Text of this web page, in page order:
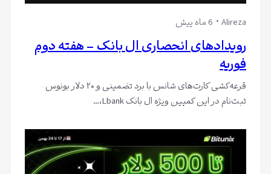
Alireza 6 ماه پیش
رویدادهای انحصاری ال بانک – هفته دوم
فوریه
قرعه‌کشی کارت‌های شانس با برد تضمینی و ۲۰ دلار بونوس
ثبت‌نام در این کمپین ویژه ال بانک Lbank،…